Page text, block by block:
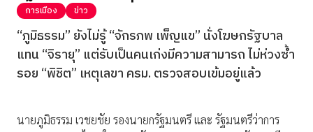
LOTTERY
VIDEO
ร่วมด้วยช่วยกัน
การเมือง ข่าว
“ภูมิธรรม” ยังไม่รู้ “จักรภพ เพ็ญแข” นั่งโฆษกรัฐบาล
แทน “จิรายุ” แต่รับเป็นคนเก่งมีความสามารถ ไม่ห่วงซ้ำ
รอย “พิชิต” เหตุเลขา ครม. ตรวจสอบเข้มอยู่แล้ว
นายภูมิธรรม เวชยชัย รองนายกรัฐมนตรี และ รัฐมนตรีว่าการ